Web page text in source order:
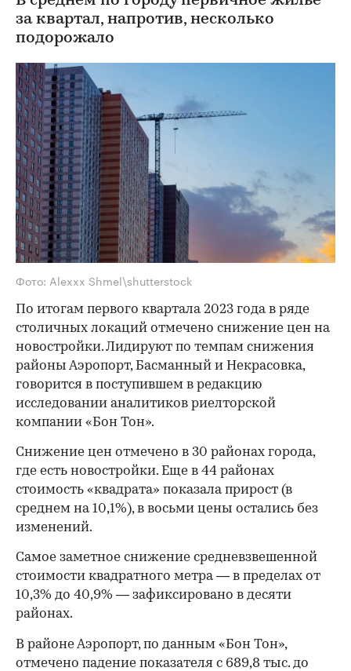
за квартал, напротив, несколько
подорожало
Фото: Alexxx Shmel\shutterstock
По итогам первого квартала 2023 года в ряде
столичных локаций отмечено снижение цен на
новостройки. Лидируют по темпам снижения
районы Аэропорт, Басманный и Некрасовка,
говорится в поступившем в редакцию
исследовании аналитиков риелторской
компании «Бон Тон».
Снижение цен отмечено в 30 районах города,
где есть новостройки. Еще в 44 районах
стоимость «квадрата» показала прирост (в
среднем на 10,1%), в восьми цены остались без
изменений.
Самое заметное снижение средневзвешенной
стоимости квадратного метра — в пределах от
10,3% до 40,9% — зафиксировано в десяти
районах.
В районе Аэропорт, по данным «Бон Тон»,
отмечено падение показателя с 689,8 тыс. до